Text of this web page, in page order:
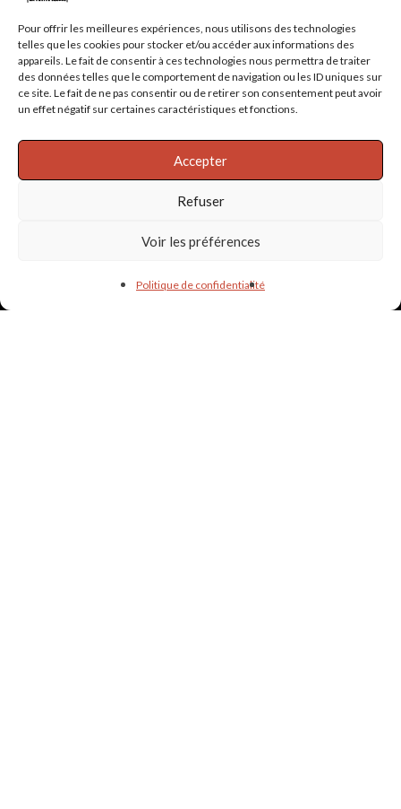
Pour offrir les meilleures expériences, nous utilisons des technologies
telles que les cookies pour stocker et/ou accéder aux informations des
appareils. Le fait de consentir à ces technologies nous permettra de traiter
des données telles que le comportement de navigation ou les ID uniques sur
ce site. Le fait de ne pas consentir ou de retirer son consentement peut avoir
un effet négatif sur certaines caractéristiques et fonctions.
Accepter
Refuser
Voir les préférences
Politique de confidentialité